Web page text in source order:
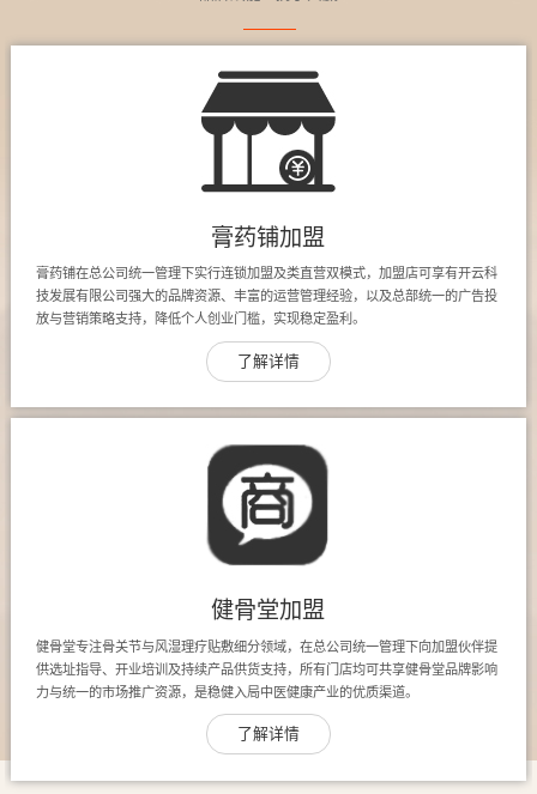
膏药铺加盟
膏药铺在总公司统一管理下实行连锁加盟及类直营双模式，加盟店可享有开云科
技发展有限公司强大的品牌资源、丰富的运营管理经验，以及总部统一的广告投
放与营销策略支持，降低个人创业门槛，实现稳定盈利。
了解详情
健骨堂加盟
健骨堂专注骨关节与风湿理疗贴敷细分领域，在总公司统一管理下向加盟伙伴提
供选址指导、开业培训及持续产品供货支持，所有门店均可共享健骨堂品牌影响
力与统一的市场推广资源，是稳健入局中医健康产业的优质渠道。
了解详情